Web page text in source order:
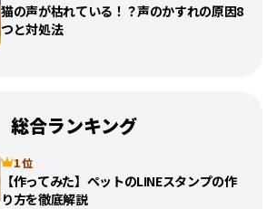
猫の声が枯れている！？声のかすれの原因8
つと対処法
総合ランキング
1 位
【作ってみた】ペットのLINEスタンプの作
り方を徹底解説